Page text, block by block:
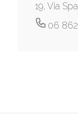
19, Via
06